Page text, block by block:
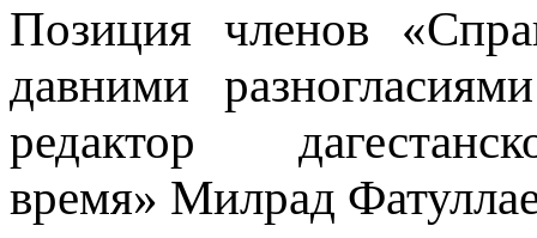
Позиция членов
давними
редактор
время» Милрад